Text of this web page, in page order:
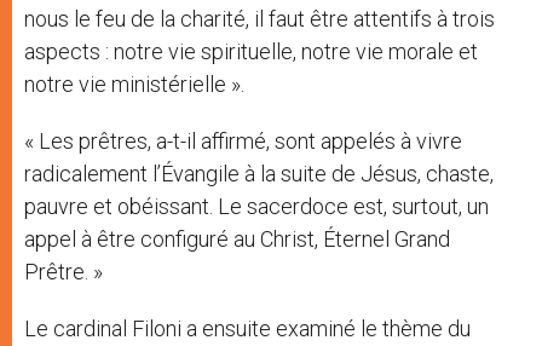
nous le feu de la charité, il faut être attentifs à trois
aspects : notre vie spirituelle, notre vie morale et
notre vie ministérielle ».
« Les prêtres, a-t-il affirmé, sont appelés à vivre
radicalement l’Évangile à la suite de Jésus, chaste,
pauvre et obéissant. Le sacerdoce est, surtout, un
appel à être configuré au Christ, Éternel Grand
Prêtre. »
Le cardinal Filoni a ensuite examiné le thème du